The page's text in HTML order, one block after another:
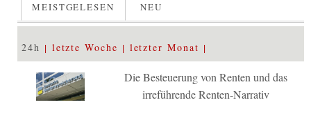
MEISTGELESEN NEU
24h letzte Woche letzter Monat
Die Besteuerung von Renten und das
irreführende Renten-Narrativ